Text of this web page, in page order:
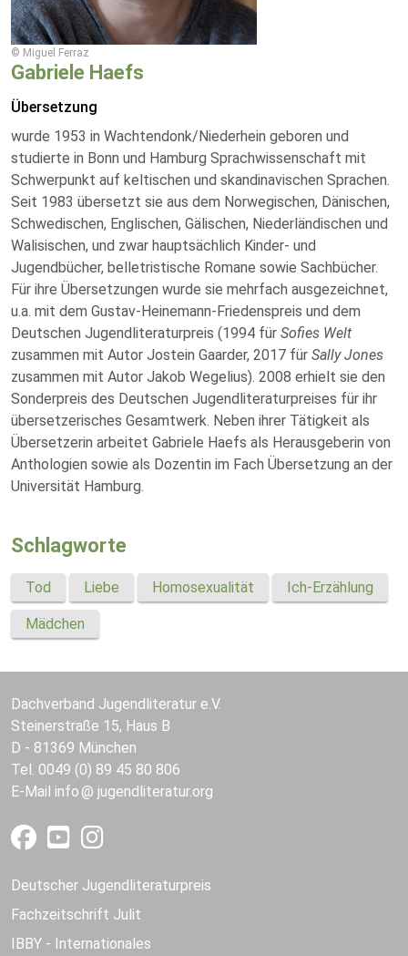
© Miguel Ferraz
Gabriele Haefs
Übersetzung
wurde 1953 in Wachtendonk/Niederhein geboren und
studierte in Bonn und Hamburg Sprachwissenschaft mit
Schwerpunkt auf keltischen und skandinavischen Sprachen.
Seit 1983 übersetzt sie aus dem Norwegischen, Dänischen,
Schwedischen, Englischen, Gälischen, Niederländischen und
Walisischen, und zwar hauptsächlich Kinder- und
Jugendbücher, belletristische Romane sowie Sachbücher.
Für ihre Übersetzungen wurde sie mehrfach ausgezeichnet,
u.a. mit dem Gustav-Heinemann-Friedenspreis und dem
Deutschen Jugendliteraturpreis (1994 für Sofies Welt
zusammen mit Autor Jostein Gaarder, 2017 für Sally Jones
zusammen mit Autor Jakob Wegelius). 2008 erhielt sie den
Sonderpreis des Deutschen Jugendliteraturpreises für ihr
übersetzerisches Gesamtwerk. Neben ihrer Tätigkeit als
Übersetzerin arbeitet Gabriele Haefs als Herausgeberin von
Anthologien sowie als Dozentin im Fach Übersetzung an der
Universität Hamburg.
Schlagworte
Tod Liebe Homosexualität Ich-Erzählung
Mädchen
Dachverband Jugendliteratur e.V.
Steinerstraße 15, Haus B
D - 81369 München
Tel. 0049 (0) 89 45 80 806
E-Mail info jugendliteratur.org
Deutscher Jugendliteraturpreis
Fachzeitschrift Julit
IBBY - Internationales